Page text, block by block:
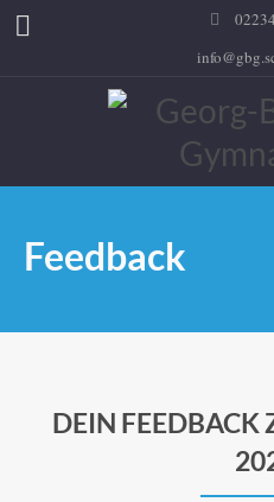
Feedback
DEIN FEEDBACK